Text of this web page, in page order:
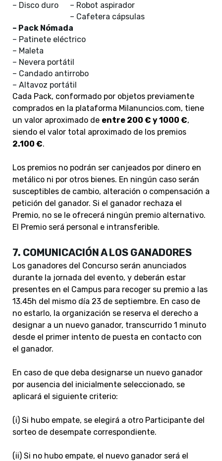
– Disco duro
– Robot aspirador
– Cafetera cápsulas
– Pack Nómada
– Patinete eléctrico
– Maleta
– Nevera portátil
– Candado antirrobo
– Altavoz portátil
Cada Pack, conformado por objetos previamente
comprados en la plataforma Milanuncios.com, tiene
un valor aproximado de entre 200 € y 1000 €,
siendo el valor total aproximado de los premios
2.100 €.
Los premios no podrán ser canjeados por dinero en
metálico ni por otros bienes. En ningún caso serán
susceptibles de cambio, alteración o compensación a
petición del ganador. Si el ganador rechaza el
Premio, no se le ofrecerá ningún premio alternativo.
El Premio será personal e intransferible.
7. COMUNICACIÓN A LOS GANADORES
Los ganadores del Concurso serán anunciados
durante la jornada del evento, y deberán estar
presentes en el Campus para recoger su premio a las
13.45h del mismo día 23 de septiembre. En caso de
no estarlo, la organización se reserva el derecho a
designar a un nuevo ganador, transcurrido 1 minuto
desde el primer intento de puesta en contacto con
el ganador.
En caso de que deba designarse un nuevo ganador
por ausencia del inicialmente seleccionado, se
aplicará el siguiente criterio:
(i) Si hubo empate, se elegirá a otro Participante del
sorteo de desempate correspondiente.
(ii) Si no hubo empate, el nuevo ganador será el